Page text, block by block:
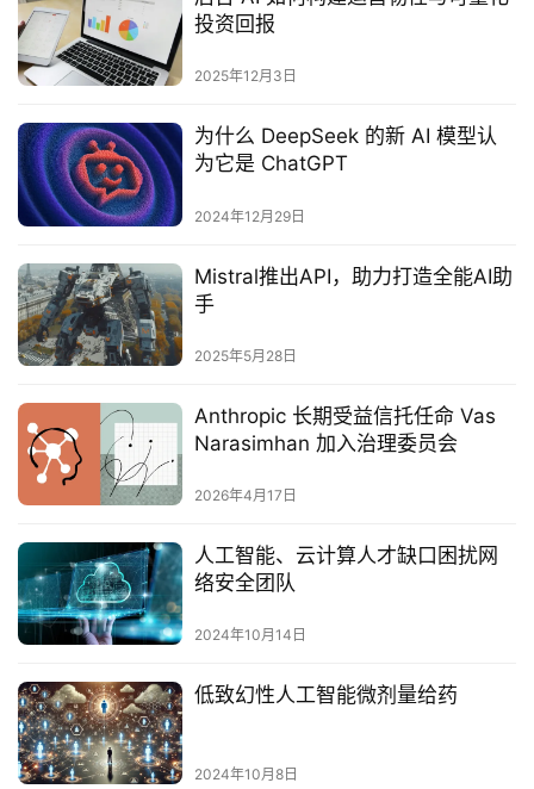
投资回报
2025年12月3日
为什么 DeepSeek 的新 AI 模型认
为它是 ChatGPT
2024年12月29日
‌Mistral推出API，助力打造全能AI助
手‌
2025年5月28日
Anthropic 长期受益信托任命 Vas
Narasimhan 加入治理委员会
2026年4月17日
人工智能、云计算人才缺口困扰网
络安全团队
2024年10月14日
低致幻性人工智能微剂量给药
2024年10月8日